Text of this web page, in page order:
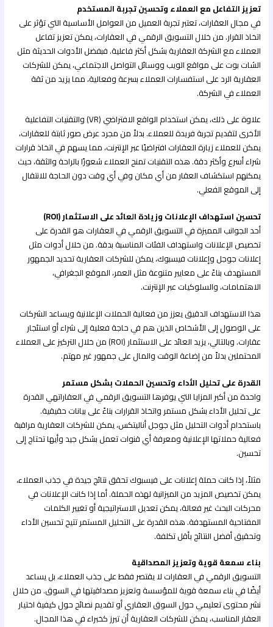
تعزيز التفاعل مع العملاء وتحسين تجربة المستخدم
في مجال العقارات، تعتبر تجربة العميل من العوامل الأساسية التي تؤثر على
اتخاذ القرار. من خلال التسويق الرقمي في العقارات، يمكن تعزيز تفاعل
العملاء مع الشركة العقارية بشكل أكثر فاعلية. فبفضل الأدوات الحديثة مثل
الشات بوت على مواقع الويب ووسائل التواصل الاجتماعي، يمكن للشركات
العقارية الرد على استفسارات العملاء بسرعة وفعالية، مما يزيد من ثقة
العملاء في الشركة.
علاوة على ذلك، يمكن استخدام الواقع الافتراضي (VR) والتقنيات التفاعلية
الأخرى لتقديم تجربة فريدة للعملاء. بدلاً من مجرد عرض صور ثابتة للعقارات،
يمكن للعملاء زيارة العقارات افتراضيًا عبر الإنترنت، مما يسهم في اتخاذ قرارات
شراء أسرع وأكثر دقة. هذه التقنيات تمنح العملاء شعورًا بالراحة والثقة، حيث
يمكنهم استكشاف العقار من أي مكان وفي أي وقت دون الحاجة للانتقال
إلى الموقع الفعلي.
تحسين استهداف الإعلانات وزيادة العائد على الاستثمار (ROI)
أحد الجوانب المميزة في التسويق الرقمي في العقارات هو القدرة على
تخصيص الإعلانات واستهداف الفئات المناسبة بدقة. من خلال أدوات مثل
إعلانات جوجل وإعلانات فيسبوك، يمكن للشركات العقارية تحديد الجمهور
المستهدف بناءً على معايير متنوعة مثل العمر، الموقع الجغرافي،
الاهتمامات، والسلوكيات عبر الإنترنت.
هذا الاستهداف الدقيق يعزز من فعالية الحملات الإعلانية ويساعد الشركات
على الوصول إلى الأشخاص الذين هم في حاجة فعلية إلى شراء أو استئجار
عقارات. وبالتالي، يزيد العائد على الاستثمار (ROI) من خلال التركيز على العملاء
المحتملين بدلاً من إضاعة الوقت والمال على جمهور غير مهتم.
القدرة على تحليل الأداء وتحسين الحملات بشكل مستمر
واحدة من أكبر المزايا التي يوفرها التسويق الرقمي في العقاراتهي القدرة
على تحليل الأداء بشكل مستمر واتخاذ القرارات بناءً على بيانات حقيقية.
باستخدام أدوات التحليل مثل جوجل أناليتكس، يمكن للشركات العقارية مراقبة
فعالية حملاتها الإعلانية ومعرفة أي قنوات تعمل بشكل جيد وأيها تحتاج إلى
تحسين.
مثلاً، إذا كانت حملة إعلانات على فيسبوك تحقق نتائج جيدة في جذب العملاء،
يمكن تخصيص المزيد من الميزانية لهذه الحملة. أما إذا كانت الإعلانات في
محركات البحث غير فعالة، يمكن تعديل الاستراتيجية أو تغيير الكلمات
المفتاحية المستهدفة. هذه القدرة على التحليل المستمر تتيح تحسين الأداء
وتحقيق أفضل النتائج بأقل تكلفة.
بناء سمعة قوية وتعزيز المصداقية
التسويق الرقمي في العقارات لا يقتصر فقط على جذب العملاء، بل يساعد
أيضًا في بناء سمعة قوية للمؤسسة وتعزيز مصداقيتها في السوق. من خلال
نشر محتوى تعليمي حول السوق العقاري أو تقديم نصائح حول كيفية اختيار
العقار المناسب، يمكن للشركات العقارية أن تبرز كخبراء في هذا المجال.